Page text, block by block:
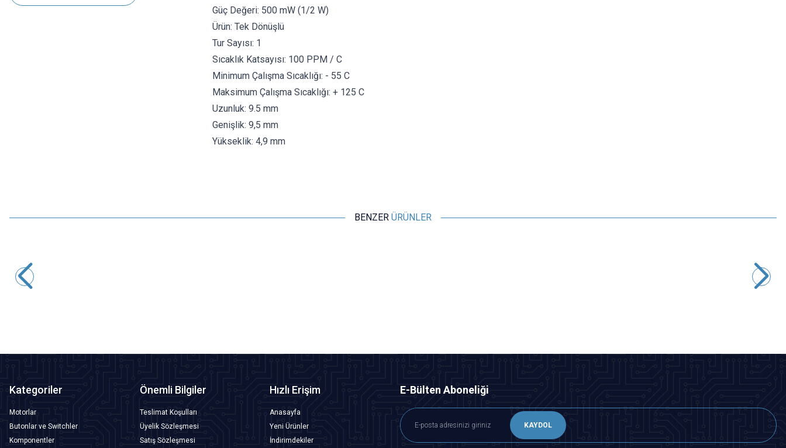
Güç Değeri: 500 mW (1/2 W)
Ürün: Tek Dönüşlü
Tur Sayısı: 1
Sıcaklık Katsayısı: 100 PPM / C
Minimum Çalışma Sıcaklığı: - 55 C
Maksimum Çalışma Sıcaklığı: + 125 C
Uzunluk: 9.5 mm
Genişlik: 9,5 mm
Yükseklik: 4,9 mm
BENZER ÜRÜNLER
Kategoriler
Motorlar
Butonlar ve Switchler
Komponentler
Önemli Bilgiler
Teslimat Koşulları
Üyelik Sözleşmesi
Satış Sözleşmesi
Hızlı Erişim
Anasayfa
Yeni Ürünler
İndirimdekiler
E-Bülten Aboneliği
KAYDOL